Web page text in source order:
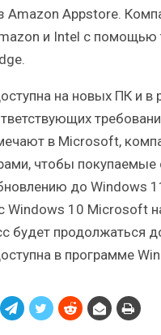
Amazon Appstore.
и Intel с помощью
на новых ПК и в
в Microsoft,
чтобы покупаемые
до Windows
Windows 10 Microsoft
будет продолжаться
в программе